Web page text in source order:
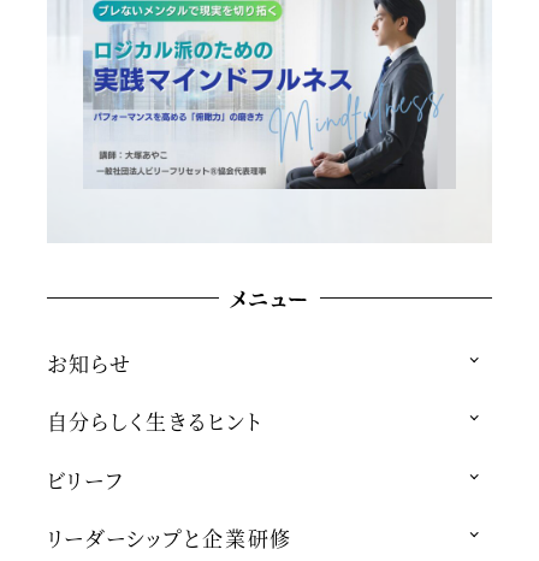
メニュー
お知らせ
自分らしく生きるヒント
ビリーフ
リーダーシップと企業研修